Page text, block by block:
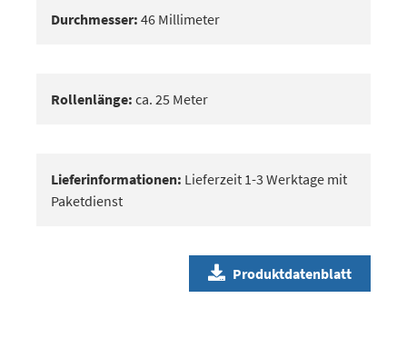
Durchmesser: 46 Millimeter
Rollenlänge: ca. 25 Meter
Lieferinformationen: Lieferzeit 1-3 Werktage mit
Paketdienst
Produktdatenblatt